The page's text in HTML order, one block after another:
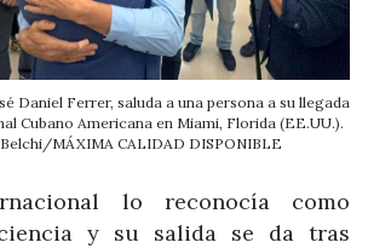
Daniel Ferrer, saluda a una persona a su llegada
Cubano Americana en Miami, Florida (EE.UU.).
MÁXIMA CALIDAD DISPONIBLE
lo reconocía como
y su salida se da tras